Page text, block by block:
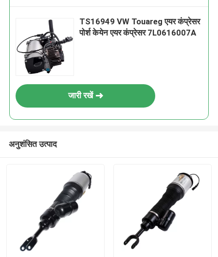
TS16949 VW Touareg एयर कंप्रेसर
पोर्श केयेन एयर कंप्रेसर 7L0616007A
जारी रखें
अनुशंसित उत्पाद